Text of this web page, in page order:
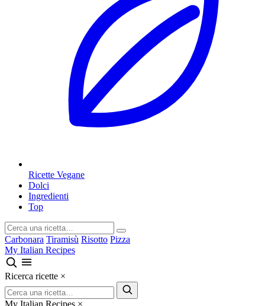
Ricette Vegane
Dolci
Ingredienti
Top
Carbonara Tiramisù Risotto Pizza
My Italian Recipes
Ricerca ricette ×
My Italian Recipes ×